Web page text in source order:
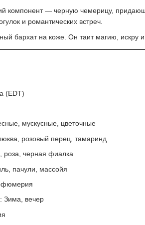
компонент — черную чемерицу,
и романтических встреч.
бархат на коже. Он таит магию, искру
(EDT)
мускусные, цветочные
розовый перец, тамаринд
роза, черная фиалка
пачули, массойя
Зима, вечер